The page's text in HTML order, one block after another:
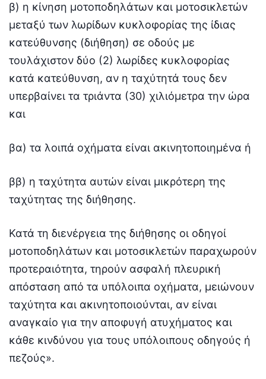
β) η κίνηση μοτοποδηλάτων και μοτοσικλετών
μεταξύ των λωρίδων κυκλοφορίας της ίδιας
κατεύθυνσης (διήθηση) σε οδούς με
τουλάχιστον δύο (2) λωρίδες κυκλοφορίας
κατά κατεύθυνση, αν η ταχύτητά τους δεν
υπερβαίνει τα τριάντα (30) χιλιόμετρα την ώρα
και
βα) τα λοιπά οχήματα είναι ακινητοποιημένα ή
ββ) η ταχύτητα αυτών είναι μικρότερη της
ταχύτητας της διήθησης.
Κατά τη διενέργεια της διήθησης οι οδηγοί
μοτοποδηλάτων και μοτοσικλετών παραχωρούν
προτεραιότητα, τηρούν ασφαλή πλευρική
απόσταση από τα υπόλοιπα οχήματα, μειώνουν
ταχύτητα και ακινητοποιούνται, αν είναι
αναγκαίο για την αποφυγή ατυχήματος και
κάθε κινδύνου για τους υπόλοιπους οδηγούς ή
πεζούς».